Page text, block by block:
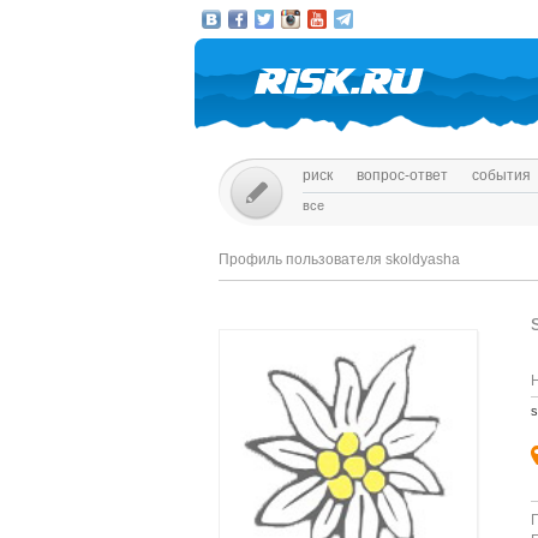
риск вопрос-ответ события
все
Профиль пользователя skoldyasha